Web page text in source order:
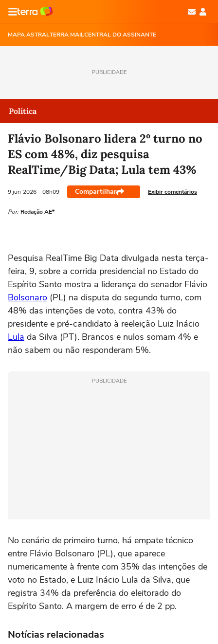
MAPA ASTRALTERRA MAILCENTRAL DO ASSINANTE
PUBLICIDADE
Política
Flávio Bolsonaro lidera 2º turno no
ES com 48%, diz pesquisa
RealTime/Big Data; Lula tem 43%
9 jun 2026 - 08h09 Compartilhar Exibir comentários
Por: Redação AE*
Pesquisa RealTime Big Data divulgada nesta terça-
feira, 9, sobre a corrida presidencial no Estado do
Espírito Santo mostra a liderança do senador Flávio
Bolsonaro (PL) na disputa do segundo turno, com
48% das intenções de voto, contra 43% do
presidente e pré-candidato à reeleição Luiz Inácio
Lula da Silva (PT). Brancos e nulos somam 4% e
não sabem ou não responderam 5%.
PUBLICIDADE
No cenário de primeiro turno, há empate técnico
entre Flávio Bolsonaro (PL), que aparece
numericamente à frente com 35% das intenções de
voto no Estado, e Luiz Inácio Lula da Silva, que
registra 34% da preferência do eleitorado do
Espírito Santo. A margem de erro é de 2 pp.
Notícias relacionadas